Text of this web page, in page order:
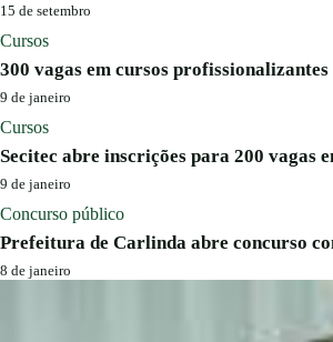
15 de setembro
Cursos
300 vagas em cursos
9 de janeiro
Cursos
Secitec abre inscrições para 200
9 de janeiro
Concurso público
Prefeitura de Carlinda abre concurso
8 de janeiro